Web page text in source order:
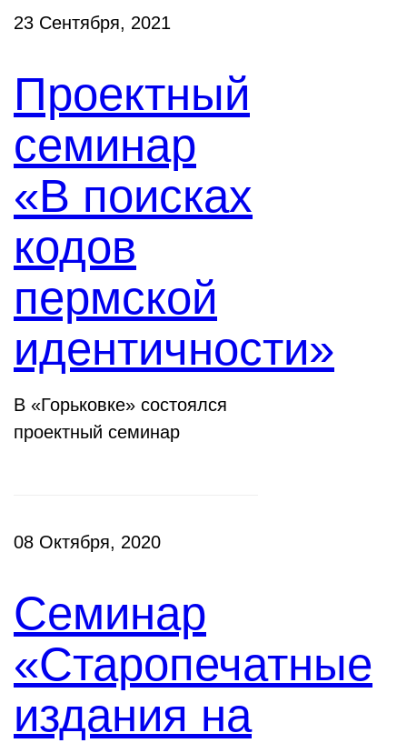
23 Сентября, 2021
Проектный
семинар
«В поисках
кодов
пермской
идентичности»
В «Горьковке» состоялся
проектный семинар
08 Октября, 2020
Семинар
«Старопечатные
издания на